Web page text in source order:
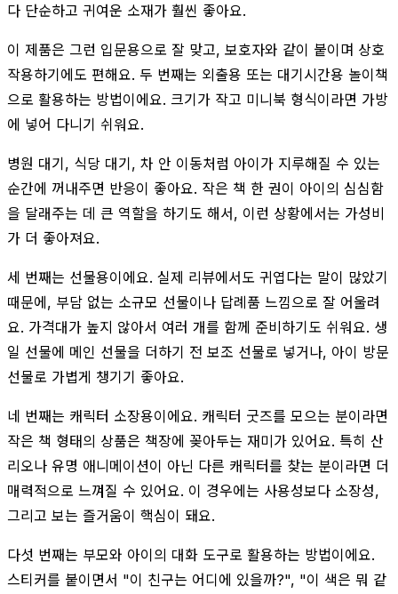
다 단순하고 귀여운 소재가 훨씬 좋아요.
이 제품은 그런 입문용으로 잘 맞고, 보호자와 같이 붙이며 상호
작용하기에도 편해요. 두 번째는 외출용 또는 대기시간용 놀이책
으로 활용하는 방법이에요. 크기가 작고 미니북 형식이라면 가방
에 넣어 다니기 쉬워요.
병원 대기, 식당 대기, 차 안 이동처럼 아이가 지루해질 수 있는
순간에 꺼내주면 반응이 좋아요. 작은 책 한 권이 아이의 심심함
을 달래주는 데 큰 역할을 하기도 해서, 이런 상황에서는 가성비
가 더 좋아져요.
세 번째는 선물용이에요. 실제 리뷰에서도 귀엽다는 말이 많았기
때문에, 부담 없는 소규모 선물이나 답례품 느낌으로 잘 어울려
요. 가격대가 높지 않아서 여러 개를 함께 준비하기도 쉬워요. 생
일 선물에 메인 선물을 더하기 전 보조 선물로 넣거나, 아이 방문
선물로 가볍게 챙기기 좋아요.
네 번째는 캐릭터 소장용이에요. 캐릭터 굿즈를 모으는 분이라면
작은 책 형태의 상품은 책장에 꽂아두는 재미가 있어요. 특히 산
리오나 유명 애니메이션이 아닌 다른 캐릭터를 찾는 분이라면 더
매력적으로 느껴질 수 있어요. 이 경우에는 사용성보다 소장성,
그리고 보는 즐거움이 핵심이 돼요.
다섯 번째는 부모와 아이의 대화 도구로 활용하는 방법이에요.
스티커를 붙이면서 "이 친구는 어디에 있을까?", "이 색은 뭐 같